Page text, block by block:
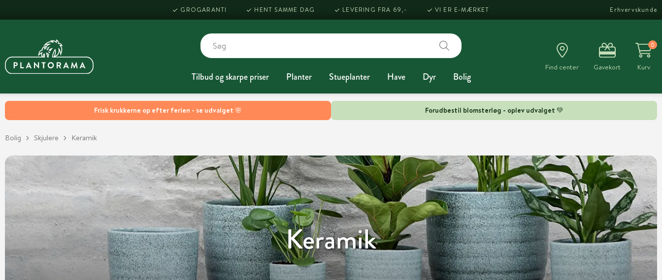
Frisk krukkerne op efter ferien - se udvalget 🌸 Forudbestil blomsterløg - oplev udvalget 💚
GROGARANTI HENT SAMME DAG LEVERING FRA 69,- VI ER E-MÆRKET Erhvervskunde
Tilbud og skarpe priser Planter Stueplanter Have Dyr Bolig
Find center Gavekort
0
Kurv
Bolig Skjulere Keramik
Keramik